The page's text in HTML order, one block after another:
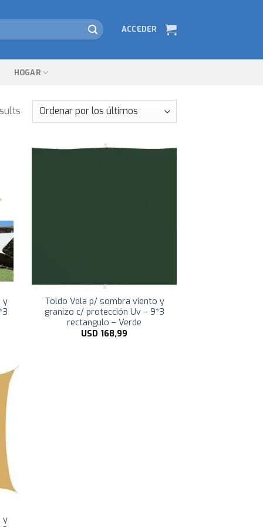
ACCEDER
HOGAR
y
Toldo Vela p/ sombra viento y
granizo c/ protección Uv – 9*3
rectangulo – Verde
USD 168,99
y